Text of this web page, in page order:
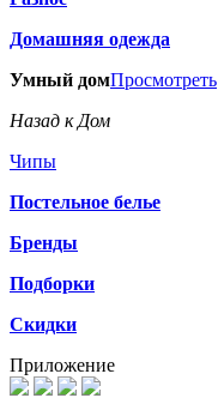
Домашняя одежда
Умный домПросмотреть
Назад к Дом
Чипы
Постельное белье
Бренды
Подборки
Скидки
Приложение